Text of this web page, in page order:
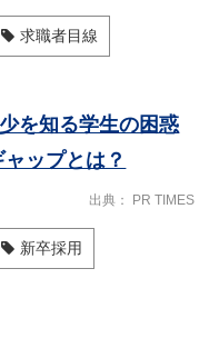
求職者目線
を知る学生の困惑
ップとは？
出典 PR TIMES
新卒採用